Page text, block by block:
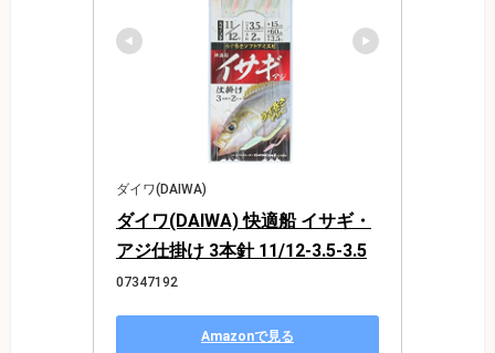
ダイワ(DAIWA)
ダイワ(DAIWA) 快適船 イサギ・
アジ仕掛け 3本針 11/12-3.5-3.5
07347192
Amazonで見る